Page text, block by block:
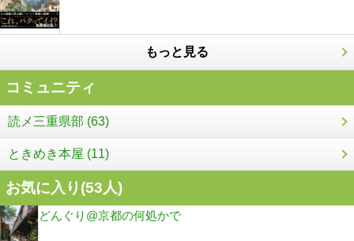
もっと見る
コミュニティ
読メ三重県部 (63)
ときめき本屋 (11)
お気に入り(53人)
どんぐり@京都の何処かで